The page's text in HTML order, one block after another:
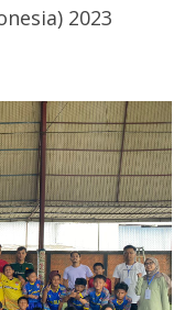
2023